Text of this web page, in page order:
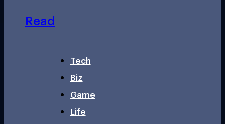
Read
Tech
Biz
Game
Life